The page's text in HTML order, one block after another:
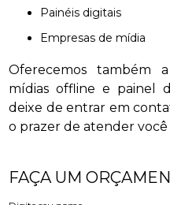
painéis digitais
empresas de mídia
Oferecemos também
mídias offline e painel
deixe de entrar em
o prazer de atender
FAÇA UM